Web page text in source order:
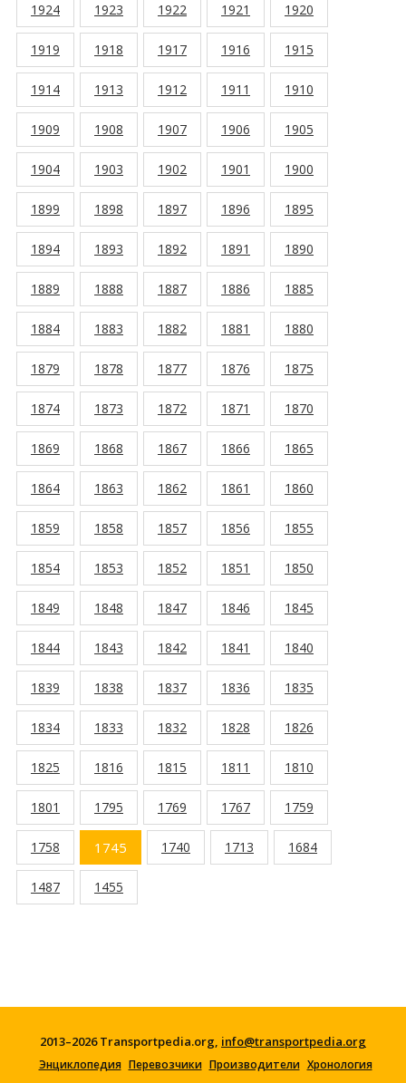
1924 1923 1922 1921 1920
1919 1918 1917 1916 1915
1914 1913 1912 1911 1910
1909 1908 1907 1906 1905
1904 1903 1902 1901 1900
1899 1898 1897 1896 1895
1894 1893 1892 1891 1890
1889 1888 1887 1886 1885
1884 1883 1882 1881 1880
1879 1878 1877 1876 1875
1874 1873 1872 1871 1870
1869 1868 1867 1866 1865
1864 1863 1862 1861 1860
1859 1858 1857 1856 1855
1854 1853 1852 1851 1850
1849 1848 1847 1846 1845
1844 1843 1842 1841 1840
1839 1838 1837 1836 1835
1834 1833 1832 1828 1826
1825 1816 1815 1811 1810
1801 1795 1769 1767 1759
1758 1745 1740 1713 1684
1487 1455
2013–2026 Transportpedia.org, info@transportpedia.org
Энциклопедия Перевозчики Производители Хронология